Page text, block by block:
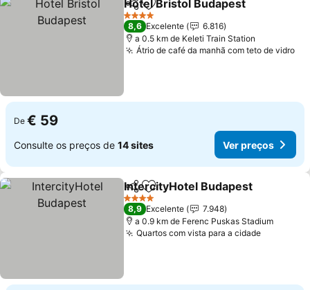
PartilharAdicionar aos favoritos
Hotel Bristol Budapest
4 Estrelas
8,6 Excelente
6.816
a 0.5 km de Keleti Train Station
Átrio de café da manhã com teto de vidro
De € 59
Consulte os preços de 14 sites Ver preços
PartilharAdicionar aos favoritos
IntercityHotel Budapest
4 Estrelas
8,9 Excelente
7.948
a 0.9 km de Ferenc Puskas Stadium
Quartos com vista para a cidade